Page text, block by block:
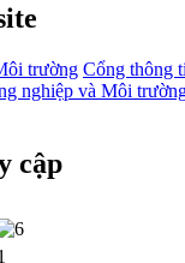
trường Cổng thông
nghiệp và Môi
cập